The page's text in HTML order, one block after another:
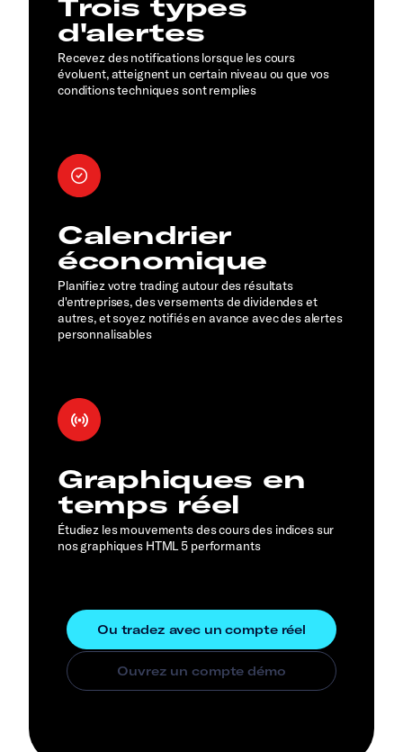
Trois types
d'alertes
Recevez des notifications lorsque les cours
évoluent, atteignent un certain niveau ou que vos
conditions techniques sont remplies
Calendrier
économique
Planifiez votre trading autour des résultats
d'entreprises, des versements de dividendes et
autres, et soyez notifiés en avance avec des alertes
personnalisables
Graphiques en
temps réel
Étudiez les mouvements des cours des indices sur
nos graphiques HTML 5 performants